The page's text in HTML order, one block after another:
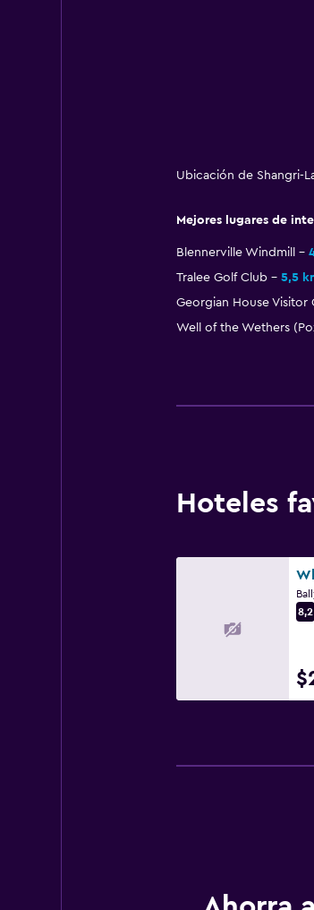
Ubicación de Shangri-
Mejores lugares de
Blennerville Windmill
Tralee Golf Club
5,5
Georgian House Visitor
Well of the Wethers
Hoteles
8,2